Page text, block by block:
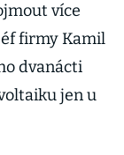
více
firmy Kamil
dvanácti
jen u